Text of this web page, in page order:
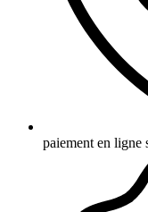
paiement en ligne